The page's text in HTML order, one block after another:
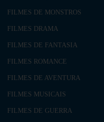
FILMES DE MONSTROS
FILMES DRAMA
FILMES DE FANTASIA
FILMES ROMANCE
FILMES DE AVENTURA
FILMES MUSICAIS
FILMES DE GUERRA